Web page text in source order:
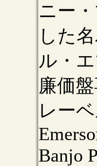
ニー
した
ル・
廉価
レー
Banjo